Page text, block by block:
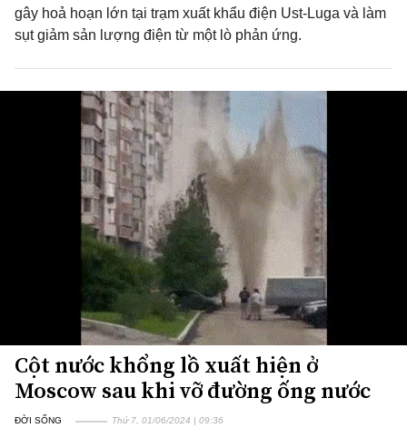
gây hoả hoạn lớn tại trạm xuất khẩu điện Ust-Luga và làm
sụt giảm sản lượng điện từ một lò phản ứng.
Cột nước khổng lồ xuất hiện ở
Moscow sau khi vỡ đường ống nước
ĐỜI SỐNG Thứ 7, 01/06/2024 | 09:36